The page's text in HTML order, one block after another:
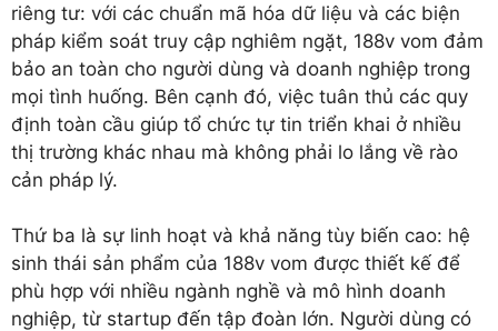
riêng tư: với các chuẩn mã hóa dữ liệu và các biện
pháp kiểm soát truy cập nghiêm ngặt, 188v vom đảm
bảo an toàn cho người dùng và doanh nghiệp trong
mọi tình huống. Bên cạnh đó, việc tuân thủ các quy
định toàn cầu giúp tổ chức tự tin triển khai ở nhiều
thị trường khác nhau mà không phải lo lắng về rào
cản pháp lý.
Thứ ba là sự linh hoạt và khả năng tùy biến cao: hệ
sinh thái sản phẩm của 188v vom được thiết kế để
phù hợp với nhiều ngành nghề và mô hình doanh
nghiệp, từ startup đến tập đoàn lớn. Người dùng có